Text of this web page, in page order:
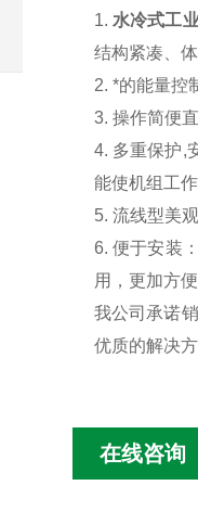
1. 水冷式工
结构紧凑、
2. *的能量控
3. 操作简便
4. 多重保护,
能使机组工
5. 流线型美
6. 便于安装
用，更加方
我公司承诺
优质的解决
在线咨询